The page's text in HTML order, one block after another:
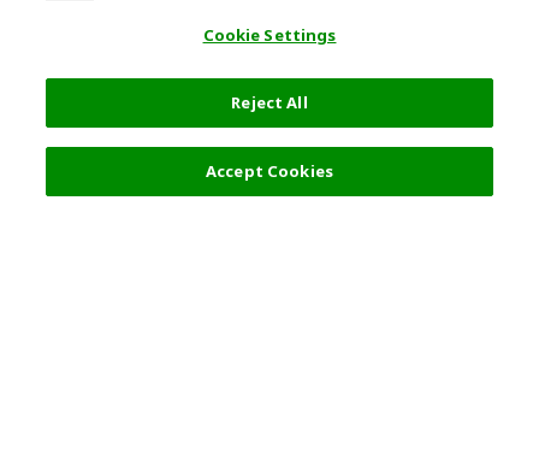
Cookie Settings
Reject All
Accept Cookies